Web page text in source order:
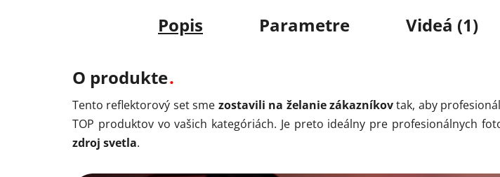
Popis Parametre Videá (1)
O produkte
Tento reflektorový set sme zostavili na želanie zákazníkovtak, aby
TOP produktov vo vašich kategóriách. Je preto ideálny pre profesionálnych
zdroj svetla.